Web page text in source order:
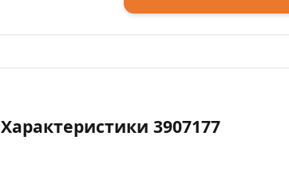
Характеристики 3907177